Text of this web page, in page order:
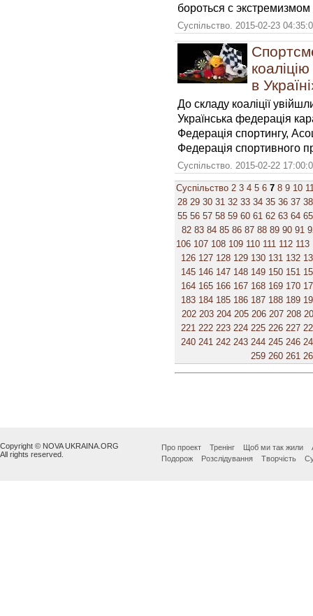
бороться с
Суспільство. 2015-02-23
в
До складу коаліції
Українська федерація
Федерація спортингу,
Федерація спортивного
Суспільство. 2015-02-22
Суспільство 2 3 4 5 6 7 8 9 10
28 29 30 31 32 33 34 35 36 37 38
55 56 57 58 59 60 61 62 63 64 65
82 83 84 85 86 87 88 89 90 91
106 107 108 109 110 111 112 113
126 127 128 129 130 131 132
145 146 147 148 149 150 151
164 165 166 167 168 169 170
183 184 185 186 187 188 189
202 203 204 205 206 207 208
221 222 223 224 225 226 227
240 241 242 243 244 245 246
259 260 261
Copyright © NOVA UKRAINA.ORG
All rights reserved.
Про проект Тренінг Щоб ми так жили
Подорож
Розслідування Творчість